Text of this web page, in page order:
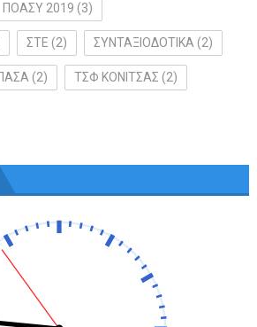
ΠΟΑΣΥ 2019 (3)
ΣΤΕ (2) ΣΥΝΤΑΞΙΟΔΟΤΙΚΑ (2)
(2) ΤΣΦ ΚΟΝΙΤΣΑΣ (2)